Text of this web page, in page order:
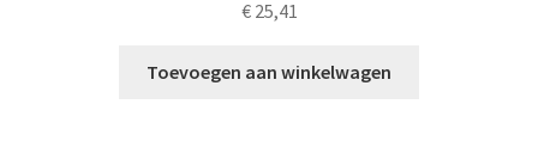
€25,41
Toevoegen aan winkelwagen